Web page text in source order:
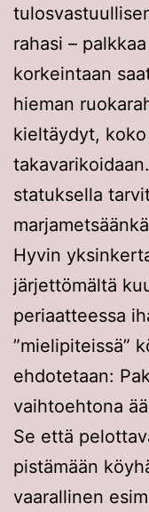
rahasi –
korkeintaan
hieman
kieltäydyt,
statuksella
Hyvin
järjettömältä
periaatteessa
”mielipiteissä”
ehdotetaan:
vaihtoehtona
Se että
pistämään
vaarallinen